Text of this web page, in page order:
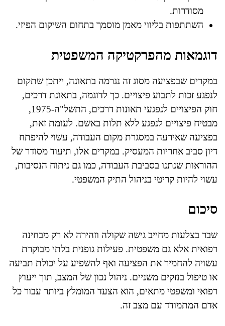
מסודרות.
השתתפות בליווי מאמן מוסמך בתחום השיקום הפיזי.
דוגמאות מהפרקטיקה המשפטית
במקרים שבפציעה מסוג זה נגרמה בתאונה, ייתכן שתקום
לנפגע זכות לתבוע פיצויים. כך לדוגמה, בתאונת דרכים,
חוק הפיצויים לנפגעי תאונות דרכים, התשל"ה-1975,
מבטיח פיצויים לנפגע ללא תלות באשם. לעומת זאת,
בפציעה שאירעה במסגרת מקום העבודה, עשוי להיפתח
דיון סביב אחריות המעסיק. במקרים אלו, תיעוד מסודר של
ההוראות שנתנו בסביבת העבודה, כמו גם ניתוח הנסיבות,
עשוי להיות קריטי בניהול התיק המשפטי.
סיכום
שבר בצלעות מחייב גישה שקולה וזהירה לא רק מבחינה
רפואית אלא גם משפטית. פעילות גופנית בלתי מבוקרת
עשויה להחמיר את הפציעה ואף להשפיע על יכולת תביעה
או טיפול בנזקים משניים. ניהול נכון של המצב, תוך ייעוץ
רפואי ומשפטי מתאים, הוא הצעד המומלץ ביותר עבור כל
אדם המתמודד עם מצב זה.